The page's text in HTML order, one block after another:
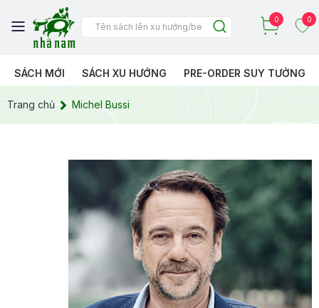
0 0
SÁCH MỚI SÁCH XU HƯỚNG PRE-ORDER SUY TƯỞNG
Trang chủ Michel Bussi